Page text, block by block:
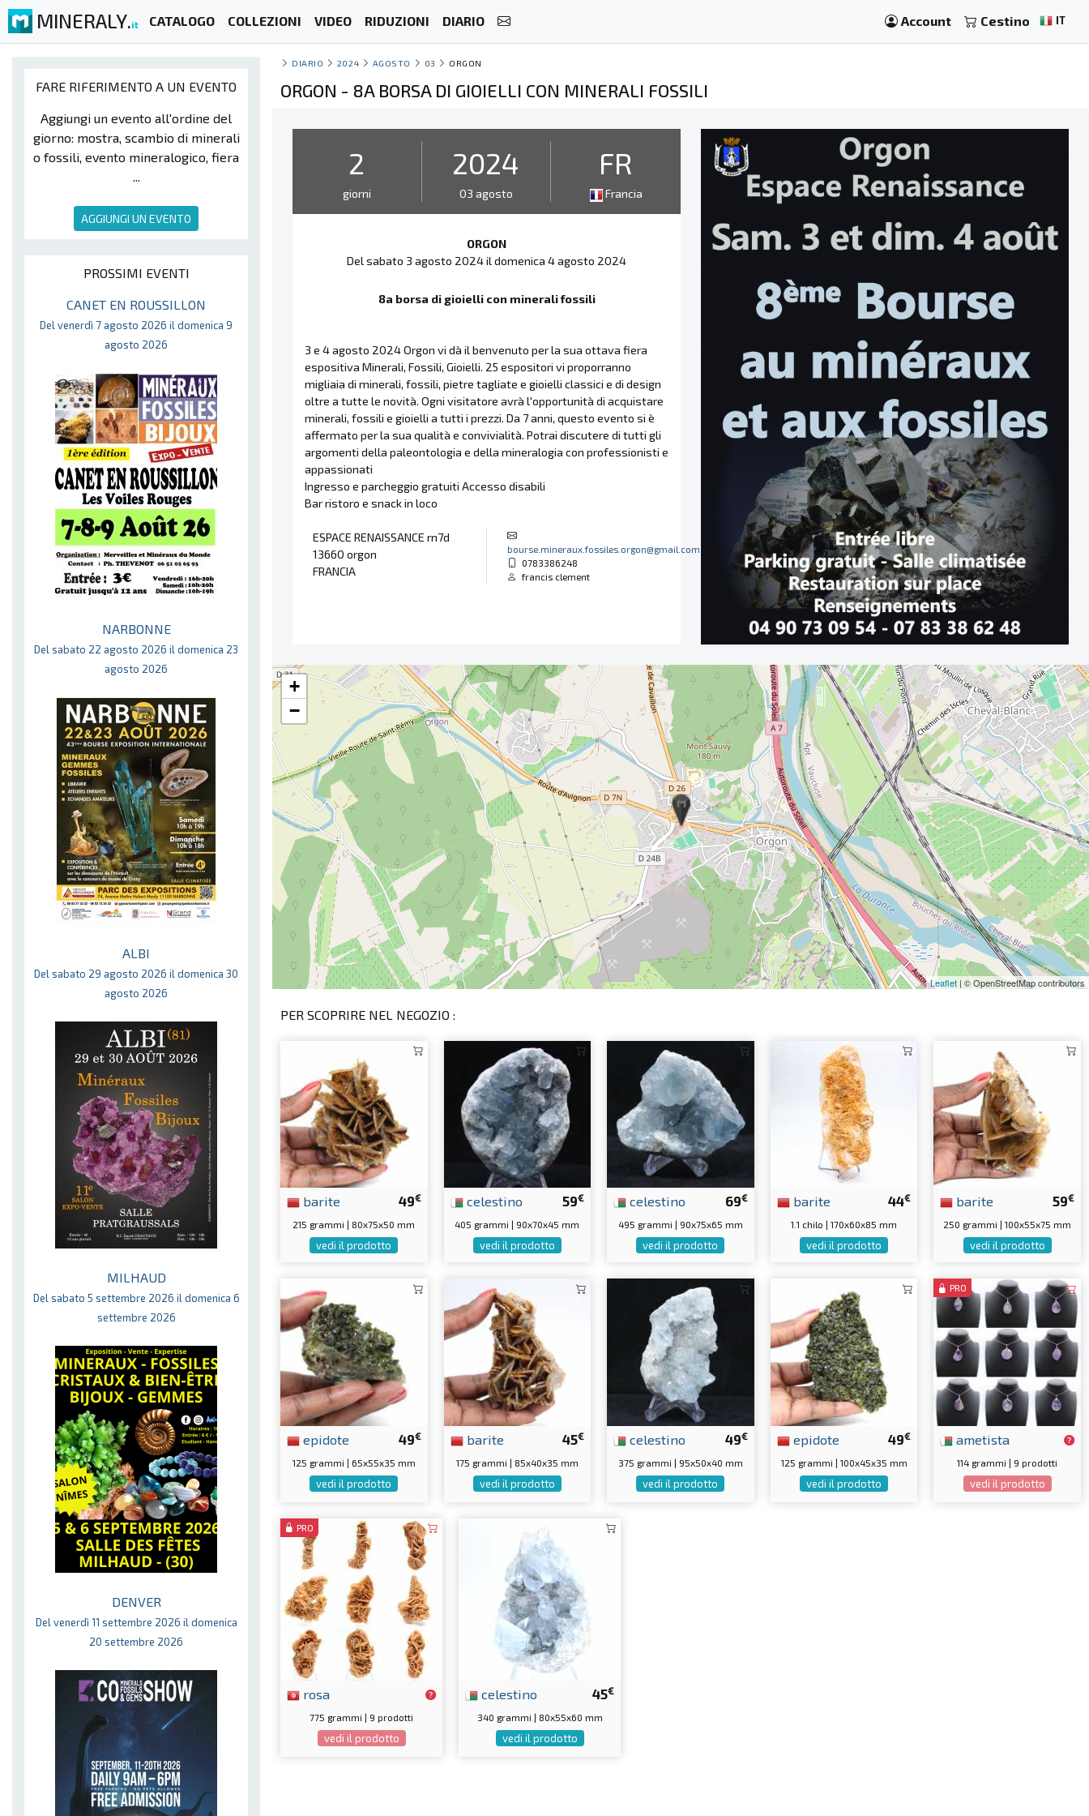
MINERALY.it CATALOGO COLLEZIONI VIDEO RIDUZIONI DIARIO Account Cestino IT
FARE RIFERIMENTO A UN EVENTO
Aggiungi un evento all'ordine del
giorno: mostra, scambio di minerali
o fossili, evento mineralogico, fiera
...
AGGIUNGI UN EVENTO
PROSSIMI EVENTI
CANET EN ROUSSILLON
Del venerdì 7 agosto 2026 il domenica 9
agosto 2026
NARBONNE
Del sabato 22 agosto 2026 il domenica 23
agosto 2026
ALBI
Del sabato 29 agosto 2026 il domenica 30
agosto 2026
MILHAUD
Del sabato 5 settembre 2026 il domenica 6
settembre 2026
DENVER
Del venerdì 11 settembre 2026 il domenica
20 settembre 2026
DIARIO 2024 AGOSTO 03 ORGON
ORGON - 8A BORSA DI GIOIELLI CON MINERALI FOSSILI
2
giorni
2024
03 agosto
FR
Francia
ORGON
Del sabato 3 agosto 2024 il domenica 4 agosto 2024
8a borsa di gioielli con minerali fossili
3 e 4 agosto 2024 Orgon vi dà il benvenuto per la sua ottava fiera
espositiva Minerali, Fossili, Gioielli. 25 espositori vi proporranno
migliaia di minerali, fossili, pietre tagliate e gioielli classici e di design
oltre a tutte le novità. Ogni visitatore avrà l'opportunità di acquistare
minerali, fossili e gioielli a tutti i prezzi. Da 7 anni, questo evento si è
affermato per la sua qualità e convivialità. Potrai discutere di tutti gli
argomenti della paleontologia e della mineralogia con professionisti e
appassionati
Ingresso e parcheggio gratuiti Accesso disabili
Bar ristoro e snack in loco
ESPACE RENAISSANCE rn7d
13660 orgon
FRANCIA
bourse.mineraux.fossiles.orgon@gmail.com
0783386248
francis clement
+
−
Leaflet | © OpenStreetMap contributors
PER SCOPRIRE NEL NEGOZIO :
49€
barite
215 grammi | 80x75x50 mm
vedi il prodotto
59€
celestino
405 grammi | 90x70x45 mm
vedi il prodotto
69€
celestino
495 grammi | 90x75x65 mm
vedi il prodotto
44€
barite
1.1 chilo | 170x60x85 mm
vedi il prodotto
59€
barite
250 grammi | 100x55x75 mm
vedi il prodotto
49€
epidote
125 grammi | 65x55x35 mm
vedi il prodotto
45€
barite
175 grammi | 85x40x35 mm
vedi il prodotto
49€
celestino
375 grammi | 95x50x40 mm
vedi il prodotto
49€
epidote
125 grammi | 100x45x35 mm
vedi il prodotto
PRO
ametista
114 grammi | 9 prodotti
vedi il prodotto
PRO
rosa
775 grammi | 9 prodotti
vedi il prodotto
45€
celestino
340 grammi | 80x55x60 mm
vedi il prodotto